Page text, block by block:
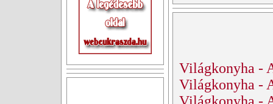
Világkonyha -
Világkonyha -